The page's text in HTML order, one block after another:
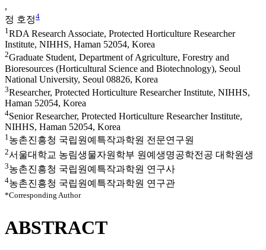
,
정 호정4
1RDA Research Associate, Protected Horticulture Researcher
Institute, NIHHS, Haman 52054, Korea
2Graduate Student, Department of Agriculture, Forestry and
Bioresources (Horticultural Science and Biotechnology), Seoul
National University, Seoul 08826, Korea
3Researcher, Protected Horticulture Researcher Institute, NIHHS,
Haman 52054, Korea
4Senior Researcher, Protected Horticulture Researcher Institute,
NIHHS, Haman 52054, Korea
1농촌진흥청 국립원예특작과학원 전문연구원
2서울대학교 농림생물자원학부 원예생명공학전공 대학원생
3농촌진흥청 국립원예특작과학원 연구사
4농촌진흥청 국립원예특작과학원 연구관
*Corresponding Author
ABSTRACT